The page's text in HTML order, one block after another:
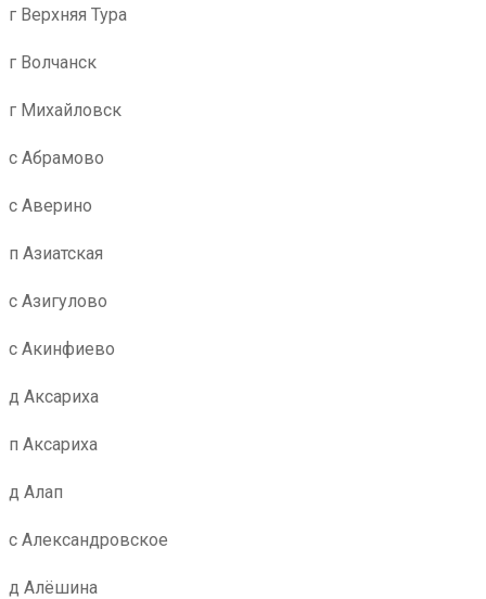
г Верхняя Тура
г Волчанск
г Михайловск
с Абрамово
с Аверино
п Азиатская
с Азигулово
с Акинфиево
д Аксариха
п Аксариха
д Алап
с Александровское
д Алёшина